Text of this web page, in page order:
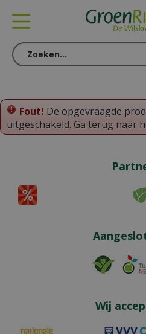
o
e
Fout! De opgevraagde
uitgeschakeld. Ga terug naar
Wij